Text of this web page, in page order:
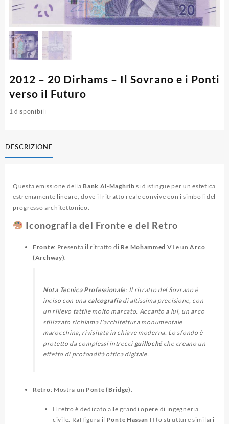
2012 – 20 Dirhams – Il Sovrano e i Ponti
verso il Futuro
1 disponibili
DESCRIZIONE
Questa emissione della Bank Al-Maghrib si distingue per un’estetica
estremamente lineare, dove il ritratto reale convive con i simboli del
progresso architettonico.
Iconografia del Fronte e del Retro
Fronte: Presenta il ritratto di Re Mohammed VI e unArco
(Archway).
Nota Tecnica Professionale: Il ritratto del Sovrano è
inciso con una calcografiadi altissima precisione, con
un rilievo tattile molto marcato. Accanto a lui, un arco
stilizzato richiama l’architettura monumentale
marocchina, rivisitata in chiave moderna. Lo sfondo è
protetto da complessi intrecciguillochéche creano un
effetto di profondità ottica digitale.
Retro: Mostra un Ponte (Bridge)
Il retro è dedicato alle grandi opere di ingegneria
civile. Raffigura il Ponte Hassan II (o strutture similari